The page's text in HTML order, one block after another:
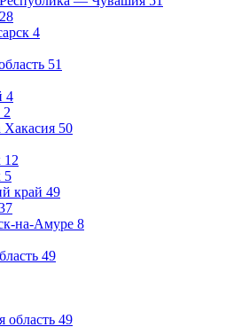
28
4
51
4
2
Хакасия 50
12
5
край 49
на-Амуре 8
49
область 49